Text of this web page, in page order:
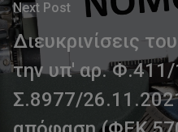
Next Post
Διευκρινίσεις
την υπ' αρ.
Σ.8977/